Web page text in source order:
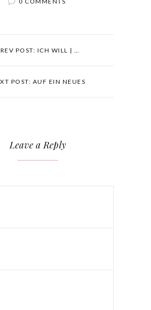
POST: ICH WILL | …
POST: AUF EIN NEUES
Leave a Reply